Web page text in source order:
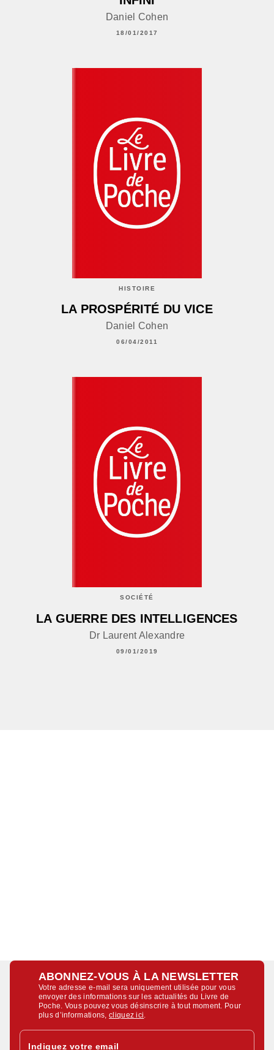
Daniel Cohen
18/01/2017
HISTOIRE
LA PROSPÉRITÉ DU VICE
Daniel Cohen
06/04/2011
SOCIÉTÉ
LA GUERRE DES INTELLIGENCES
Dr Laurent Alexandre
09/01/2019
ABONNEZ-VOUS À LA NEWSLETTER
Votre adresse e-mail sera uniquement utilisée pour vous
envoyer des informations sur les actualités du Livre de
Poche. Vous pouvez vous désinscrire à tout moment. Pour
plus d’informations,cliquez ici
Indiquez votre email